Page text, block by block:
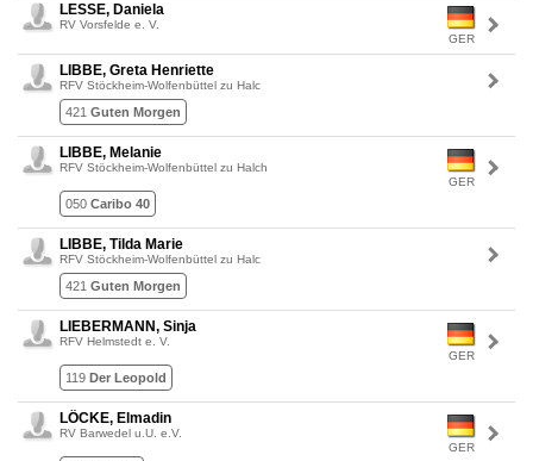
GER
LESSE, Daniela
RV Vorsfelde e. V.
LIBBE, Greta Henriette
RFV Stöckheim-Wolfenbüttel zu Halc
421 Guten Morgen
GER
LIBBE, Melanie
RFV Stöckheim-Wolfenbüttel zu Halch
050 Caribo 40
LIBBE, Tilda Marie
RFV Stöckheim-Wolfenbüttel zu Halc
421 Guten Morgen
GER
LIEBERMANN, Sinja
RFV Helmstedt e. V.
119 Der Leopold
GER
LÖCKE, Elmadin
RV Barwedel u.U. e.V.